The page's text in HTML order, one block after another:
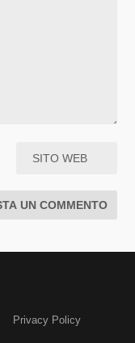
Privacy Policy